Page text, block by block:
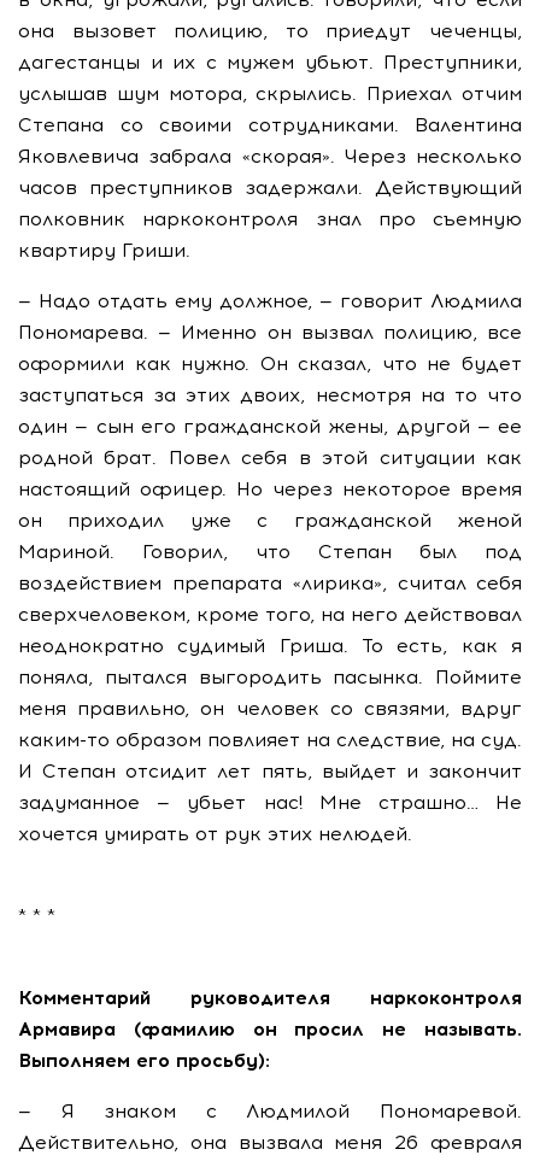
она вызовет полицию, то приедут чеченцы,
дагестанцы и их с мужем убьют. Преступники,
услышав шум мотора, скрылись. Приехал отчим
Степана со своими сотрудниками. Валентина
Яковлевича забрала «скорая». Через несколько
часов преступников задержали. Действующий
полковник наркоконтроля знал про съемную
квартиру Гриши.
— Надо отдать ему должное, — говорит Людмила
Пономарева. — Именно он вызвал полицию, все
оформили как нужно. Он сказал, что не будет
заступаться за этих двоих, несмотря на то что
один — сын его гражданской жены, другой — ее
родной брат. Повел себя в этой ситуации как
настоящий офицер. Но через некоторое время
он приходил уже с гражданской женой
Мариной. Говорил, что Степан был под
воздействием препарата «лирика», считал себя
сверхчеловеком, кроме того, на него действовал
неоднократно судимый Гриша. То есть, как я
поняла, пытался выгородить пасынка. Поймите
меня правильно, он человек со связями, вдруг
каким-то образом повлияет на следствие, на суд.
И Степан отсидит лет пять, выйдет и закончит
задуманное — убьет нас! Мне страшно… Не
хочется умирать от рук этих нелюдей.
* * *
Комментарий руководителя наркоконтроля
Армавира (фамилию он просил не называть.
Выполняем его просьбу):
— Я знаком с Людмилой Пономаревой.
Действительно, она вызвала меня 26 февраля